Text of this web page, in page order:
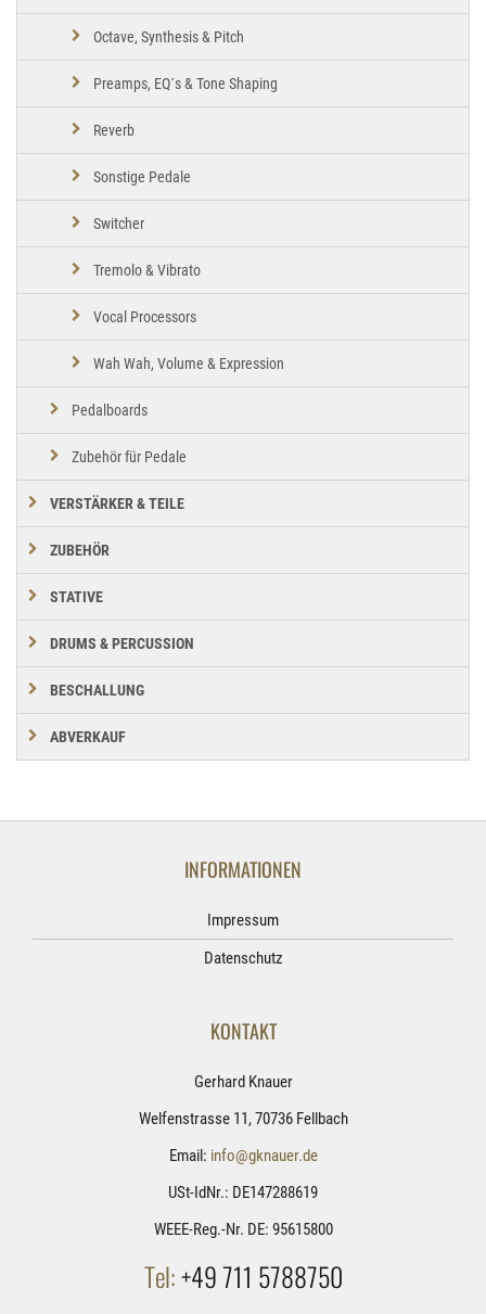
Octave, Synthesis & Pitch
Preamps, EQ´s & Tone Shaping
Reverb
Sonstige Pedale
Switcher
Tremolo & Vibrato
Vocal Processors
Wah Wah, Volume & Expression
Pedalboards
Zubehör für Pedale
VERSTÄRKER & TEILE
ZUBEHÖR
STATIVE
DRUMS & PERCUSSION
BESCHALLUNG
ABVERKAUF
INFORMATIONEN
Impressum
Datenschutz
KONTAKT
Gerhard Knauer
Welfenstrasse 11, 70736 Fellbach
Email: info@gknauer.de
USt-IdNr.: DE147288619
WEEE-Reg.-Nr. DE: 95615800
Tel:+49 711 5788750